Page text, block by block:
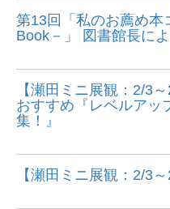
第13回「私のお薦め本
Book－」 図書館長に
【瀬田ミニ展観：2/3
おすすめ『レベルアッ
集！』
【瀬田ミニ展観：2/3